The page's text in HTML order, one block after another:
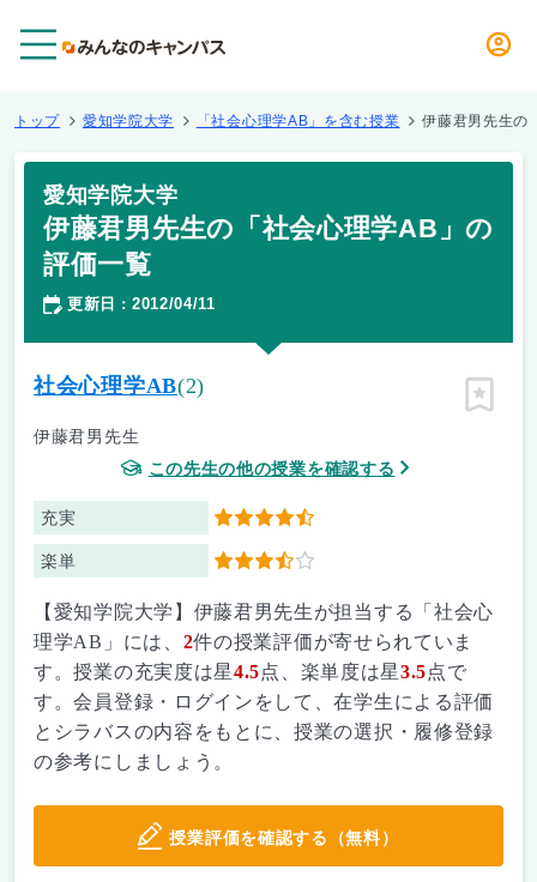
トップ 愛知学院大学 「社会心理学AB」を含む授業 伊藤君男先生の
愛知学院大学
伊藤君男先生の「社会心理学AB」の
評価一覧
更新日 ： 2012/04/11
社会心理学AB(2)
伊藤君男先生
この先生の他の授業を確認する
充実 4.5
楽単 3.5
ピン留
【愛知学院大学】伊藤君男先生が担当する「社会心
理学AB」には、 2件の授業評価が寄せられていま
す。授業の充実度は星4.5点、楽単度は星3.5点で
す。会員登録・ログインをして、在学生による評価
とシラバスの内容をもとに、授業の選択・履修登録
の参考にしましょう。
授業評価を確認する（無料）